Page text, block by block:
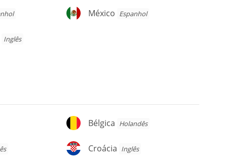
México
México Espanhol
Inglês
Bélgica
Bélgica Holandês
Croácia
Croácia Inglês